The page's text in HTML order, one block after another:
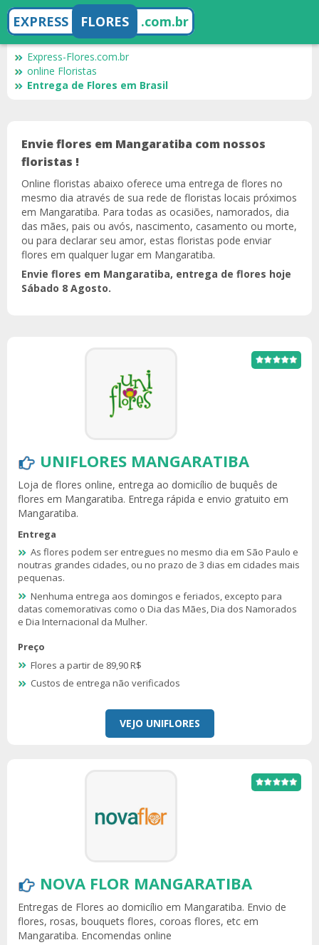
EXPRESS FLORES .com.br
Express-Flores.com.br
online Floristas
Entrega de Flores em Brasil
Envie flores em Mangaratiba com nossos
floristas !
Online floristas abaixo oferece uma entrega de flores no
mesmo dia através de sua rede de floristas locais próximos
em Mangaratiba. Para todas as ocasiões, namorados, dia
das mães, pais ou avós, nascimento, casamento ou morte,
ou para declarar seu amor, estas floristas pode enviar
flores em qualquer lugar em Mangaratiba.
Envie flores em Mangaratiba, entrega de flores hoje
Sábado 8 Agosto.
UNIFLORES MANGARATIBA
Loja de flores online, entrega ao domicílio de buquês de
flores em Mangaratiba. Entrega rápida e envio gratuito em
Mangaratiba.
Entrega
As flores podem ser entregues no mesmo dia em São Paulo e
noutras grandes cidades, ou no prazo de 3 dias em cidades mais
pequenas.
Nenhuma entrega aos domingos e feriados, excepto para
datas comemorativas como o Dia das Mães, Dia dos Namorados
e Dia Internacional da Mulher.
Preço
Flores a partir de 89,90 R$
Custos de entrega não verificados
VEJO UNIFLORES
NOVA FLOR MANGARATIBA
Entregas de Flores ao domicílio em Mangaratiba. Envio de
flores, rosas, bouquets flores, coroas flores, etc em
Mangaratiba. Encomendas online